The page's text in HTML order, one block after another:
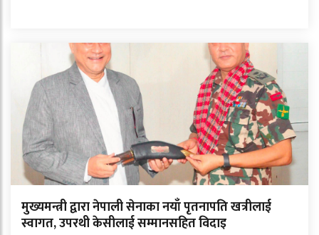
मुख्यमन्त्री द्वारा नेपाली सेनाका नयाँ पृतनापति खत्रीलाई
स्वागत, उपरथी केसीलाई सम्मानसहित विदाइ